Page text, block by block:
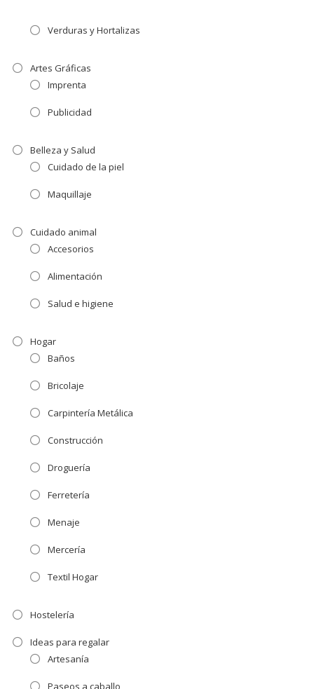
Verduras y Hortalizas
Artes Gráficas
Imprenta
Publicidad
Belleza y Salud
Cuidado de la piel
Maquillaje
Cuidado animal
Accesorios
Alimentación
Salud e higiene
Hogar
Baños
Bricolaje
Carpintería Metálica
Construcción
Droguería
Ferretería
Menaje
Mercería
Textil Hogar
Hostelería
Ideas para regalar
Artesanía
Paseos a caballo